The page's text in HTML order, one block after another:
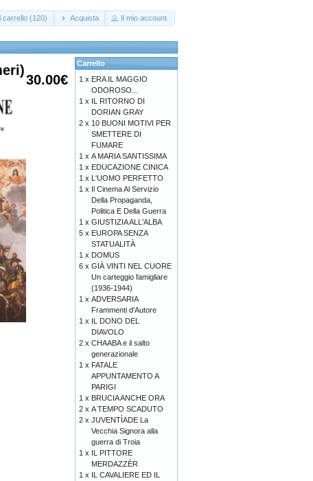
carrello (120) Acquista Il mio account
30.00€
Carrello
1 x ERA IL MAGGIO
ODOROSO...
1 x IL RITORNO DI
DORIAN GRAY
2 x 10 BUONI MOTIVI PER
SMETTERE DI
FUMARE
1 x A MARIA SANTISSIMA
1 x EDUCAZIONE CINICA
1 x L'UOMO PERFETTO
1 x Il Cinema Al Servizio
Della Propaganda,
Politica E Della Guerra
1 x GIUSTIZIA ALL'ALBA
5 x EUROPA SENZA
STATUALITÀ
1 x DOMUS
6 x GIÀ VINTI NEL CUORE
Un carteggio famigliare
(1936-1944)
1 x ADVERSARIA
Frammenti d'Autore
1 x IL DONO DEL
DIAVOLO
2 x CHAABA e il salto
generazionale
1 x FATALE
APPUNTAMENTO A
PARIGI
1 x BRUCIA ANCHE ORA
2 x A TEMPO SCADUTO
2 x JUVENTÌADE La
Vecchia Signora alla
guerra di Troia
1 x IL PITTORE
MERDAZZÈR
1 x IL CAVALIERE ED IL